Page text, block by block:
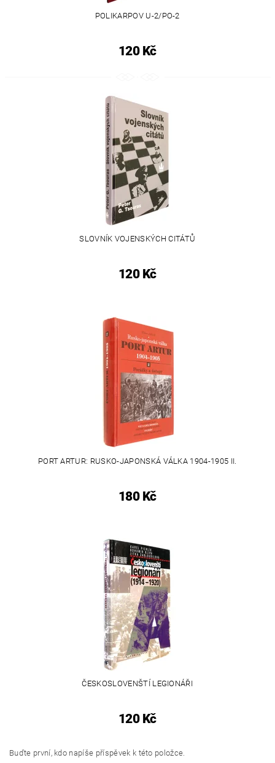
POLIKARPOV U-2/PO-2
120 Kč
SLOVNÍK VOJENSKÝCH CITÁTŮ
120 Kč
PORT ARTUR: RUSKO-JAPONSKÁ VÁLKA 1904-1905 II.
180 Kč
ČESKOSLOVENŠTÍ LEGIONÁŘI
120 Kč
Buďte první, kdo napíše příspěvek k této položce.